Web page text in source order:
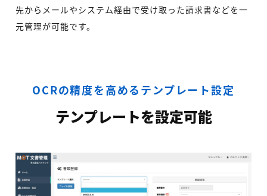
先からメールやシステム経由で受け取った請求書などを一
元管理が可能です。
OCRの精度を高めるテンプレート設定
テンプレートを設定可能